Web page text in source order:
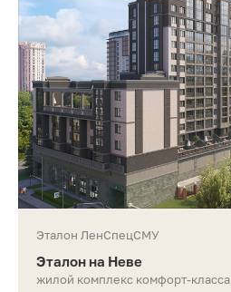
Эталон ЛенСпецСМУ
Эталон на Неве
жилой комплекс комфорт-класса